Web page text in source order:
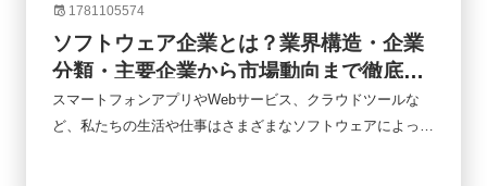
1781105574
ソフトウェア企業とは？業界構造・企業
分類・主要企業から市場動向まで徹底解
説
スマートフォンアプリやWebサービス、クラウドツールな
ど、私たちの生活や仕事はさまざまなソフトウェアによって